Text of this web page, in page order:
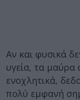
Αν και φυσικά
υγεία, τα μαύρα
ενοχλητικά,
πολύ εμφανή